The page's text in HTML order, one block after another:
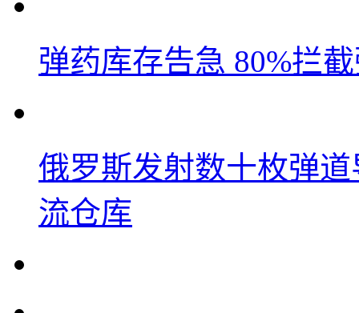
弹药库存告急 80%拦
俄罗斯发射数十枚弹
流仓库